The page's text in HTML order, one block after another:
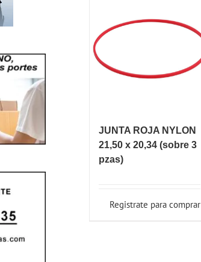
JUNTA ROJA NYLON
21,50 x 20,34 (sobre 3
pzas)
Registrate para comprar